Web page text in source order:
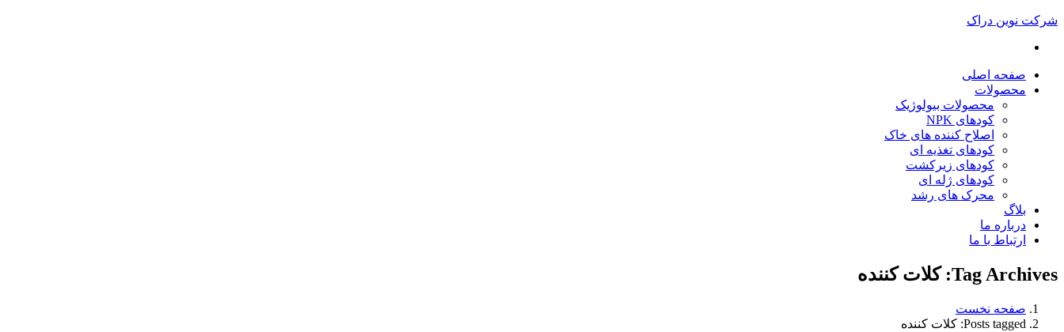
شرکت نوین دراک
صفحه اصلی
محصولات
محصولات بیولوژیک
کودهای NPK
اصلاح کننده های خاک
کودهای تغذیه ای
کودهای زیرکشت
کودهای ژله ای
محرک های رشد
بلاگ
درباره ما
ارتباط با ما
Tag Archives: کلات کننده
صفحه نخست
Posts tagged: کلات کننده